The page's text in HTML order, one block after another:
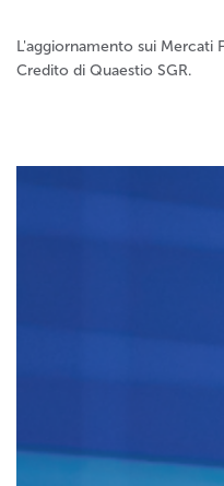
L'aggiornamento sui Mercati
Credito di Quaestio SGR.